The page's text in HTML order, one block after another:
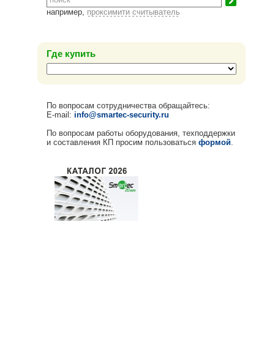
например, проксимити считыватель
Где купить
По вопросам сотрудничества обращайтесь:
E-mail: info@smartec-security.ru
По вопросам работы оборудования, техподдержки
и составления КП просим пользоваться формой